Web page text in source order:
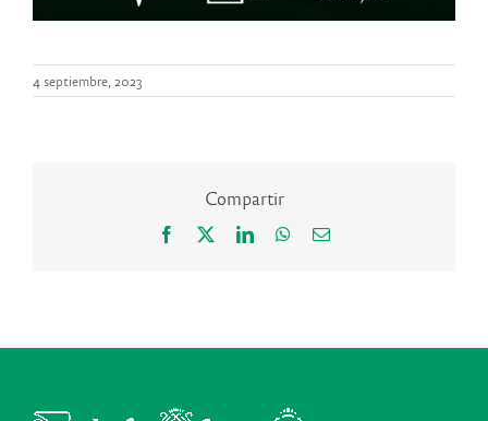
4 septiembre, 2023
Compartir
Facebook LinkedInWhatsApp
Correo